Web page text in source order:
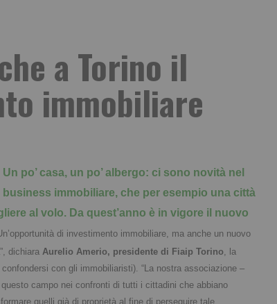
a Torino il
immobiliare
Un po’ casa, un po’ albergo: ci sono novità nel
business immobiliare, che per esempio una città
al volo. Da quest’anno è in vigore il nuovo
di investimento immobiliare, ma anche un nuovo
dichiara Aurelio Amerio, presidente di Fiaip Torino, la
con gli immobiliaristi). “La nostra associazione –
campo nei confronti di tutti i cittadini che abbiano
quelli già di proprietà al fine di perseguire tale